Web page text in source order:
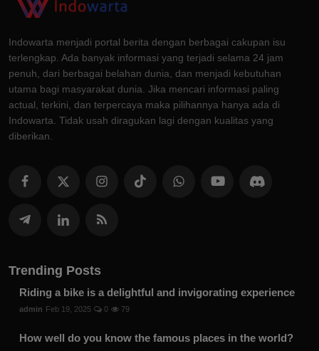
Indowarta menjadi portal berita dengan berbagai cakupan isu
terlengkap. Ada banyak informasi yang terjadi selama 24 jam
penuh, dari berbagai belahan dunia, dan menjadi kebutuhan
utama bagi masyarakat dunia. Jika mencari informasi paling
actual, terkini, dan terpercaya maka pilihannya hanya ada di
Indowarta. Tidak usah diragukan lagi dengan kualitas yang
diberikan.
Trending Posts
Riding a bike is a delightful and invigorating experience
admin Feb 19, 2025 0 79
How well do you know the famous places in the world?